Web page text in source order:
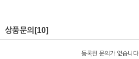
상품문의 [10]
등록된 문의가 없습니다.